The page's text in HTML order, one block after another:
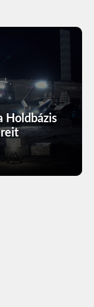
Holdbázis